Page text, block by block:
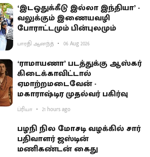
‘இடஒதுக்கீடு இல்லா இந்தியா’ -
வலுக்கும் இணையவழி
போராட்டமும் பின்புலமும்
பாரதி ஆனந்த் 06 Aug 2026
‘ராமாயணா’ படத்துக்கு ஆஸ்கர்
கிடைக்காவிட்டால்
ஏமாற்றமடைவேன் -
மகாராஷ்டிர முதல்வர் பகிர்வு
ப்ரியா 21 hours ago
பழநி நில மோசடி வழக்கில் சார்
பதிவாளர் ஜஸ்டின்
மணிகண்டன் கைது